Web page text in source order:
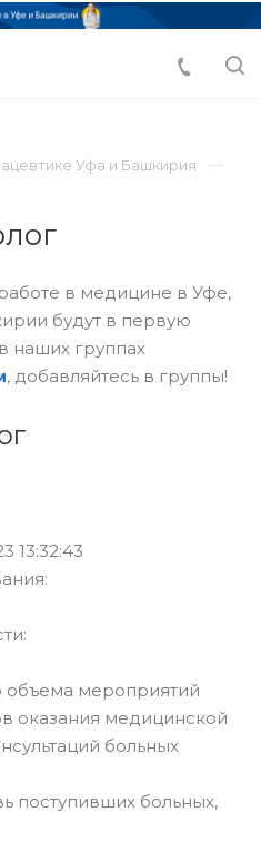
Уфа и Башкирия
в медицине в Уфе,
будут в первую
наших группах
, добавляйтесь в группы!
13:32:43
мероприятий
оказания медицинской
больных
больных,